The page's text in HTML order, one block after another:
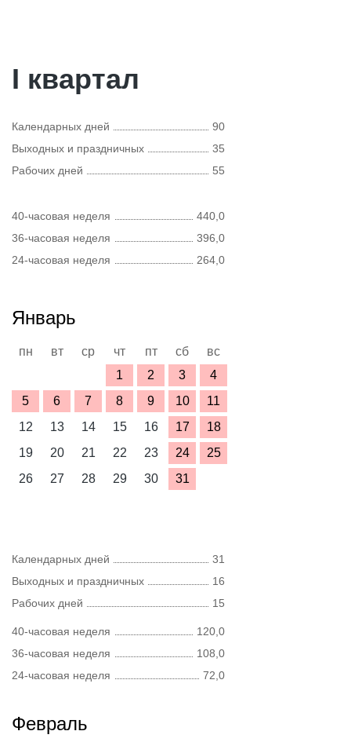
I квартал
Календарных дней
90
Выходных и праздничных
35
Рабочих дней
55
40-часовая неделя
440,0
36-часовая неделя
396,0
24-часовая неделя
264,0
Январь
пн вт ср чт пт сб
вс
1
2 3
4
5
6 7 8 9 10
11
12
13 14 15 16 17
18
19
20 21 22 23 24
25
26
27 28 29 30 31
Календарных дней
31
Выходных и праздничных
16
Рабочих дней
15
40-часовая неделя
120,0
36-часовая неделя
108,0
24-часовая неделя
72,0
Февраль